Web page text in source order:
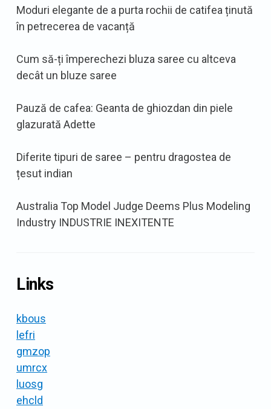
Moduri elegante de a purta rochii de catifea ținută
în petrecerea de vacanță
Cum să-ți împerechezi bluza saree cu altceva
decât un bluze saree
Pauză de cafea: Geanta de ghiozdan din piele
glazurată Adette
Diferite tipuri de saree – pentru dragostea de
țesut indian
Australia Top Model Judge Deems Plus Modeling
Industry INDUSTRIE INEXITENTE
Links
kbous
lefri
gmzop
umrcx
luosg
ehcld